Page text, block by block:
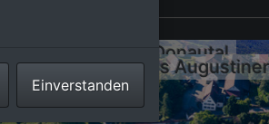
Kalkfelsen im Donautal
Einverstanden